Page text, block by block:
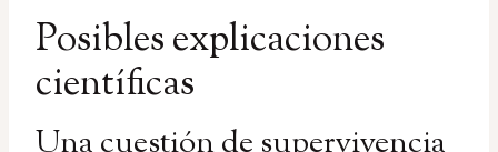
Posibles explicaciones
científicas